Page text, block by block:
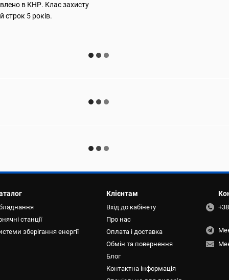
в КНР. Клас захисту
строк 5 років.
станції
зберігання енергії
Клієнтам
Вхід до кабінету
Про нас
Оплата і доставка
Обмін та повернення
Блог
Контактна інформація